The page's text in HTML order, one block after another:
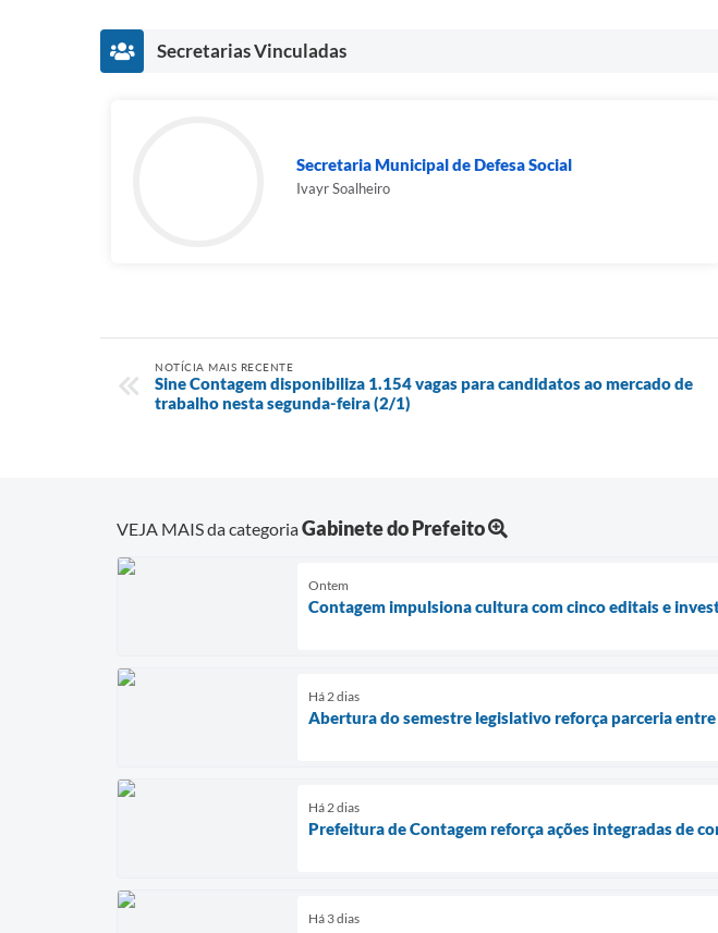
Secretarias Vinculadas
Secretaria Municipal de Defesa Social
Ivayr Soalheiro
NOTÍCIA MAIS RECENTE
Sine Contagem disponibiliza 1.154 vagas para candidatos ao mercado de
trabalho nesta segunda-feira (2/1)
VEJA MAIS da categoriaGabinete do Prefeito
Ontem
Contagem impulsiona cultura com cinco editais e
Há 2 dias
Abertura do semestre legislativo reforça parceria
Há 2 dias
Prefeitura de Contagem reforça ações integradas de
Há 3 dias